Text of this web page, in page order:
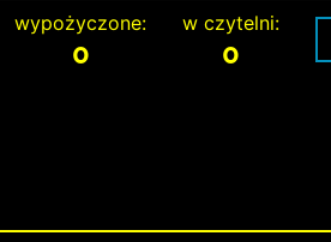
wypożyczone:
0
w czytelni:
0